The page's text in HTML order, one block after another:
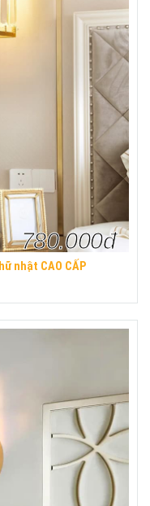
nhật CAO CẤP
780.000đ